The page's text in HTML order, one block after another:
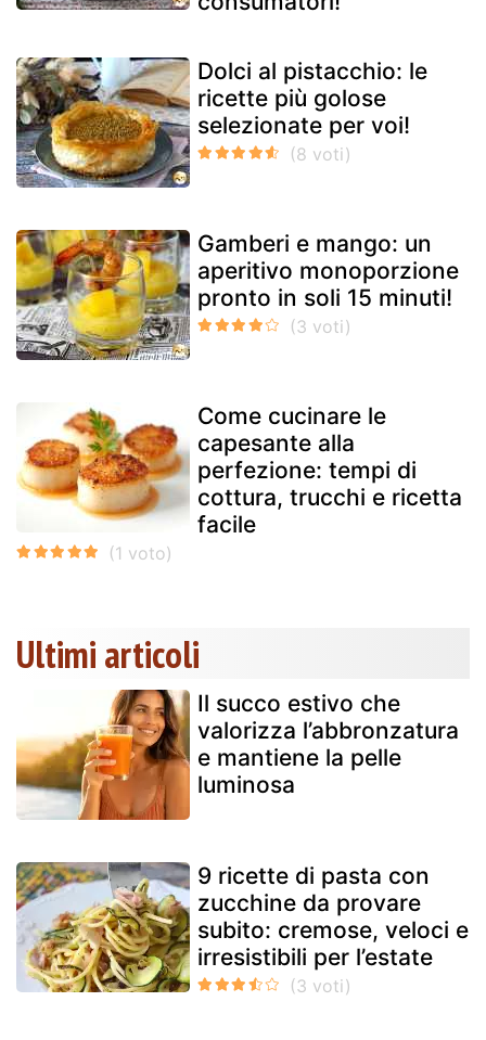
Dolci al pistacchio: le
ricette più golose
selezionate per voi!
Gamberi e mango: un
aperitivo monoporzione
pronto in soli 15 minuti!
Come cucinare le
capesante alla
perfezione: tempi di
cottura, trucchi e ricetta
facile
Ultimi articoli
Il succo estivo che
valorizza l’abbronzatura
e mantiene la pelle
luminosa
9 ricette di pasta con
zucchine da provare
subito: cremose, veloci e
irresistibili per l’estate